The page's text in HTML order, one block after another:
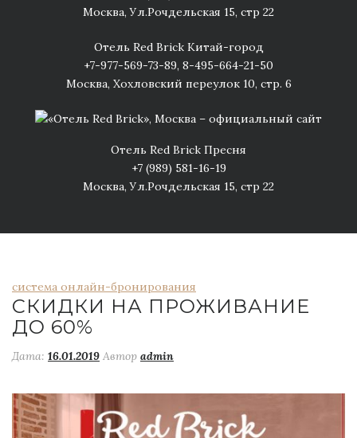
Москва, Ул.Рочдельская 15, стр 22
Отель Red Brick Китай-город
+7-977-569-73-89, 8-495-664-21-50
Москва, Хохловский переулок 10, стр. 6
Отель Red Brick Пресня
+7 (989) 581-16-19
Москва, Ул.Рочдельская 15, стр 22
система онлайн-бронирования
СКИДКИ НА ПРОЖИВАНИЕ
ДО 60%
Дата: 16.01.2019 Автор admin